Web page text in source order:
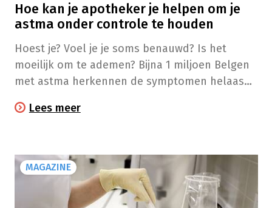
Hoe kan je apotheker je helpen om je
astma onder controle te houden
Hoest je? Voel je je soms benauwd? Is het
moeilijk om te ademen? Bijna 1 miljoen Belgen
met astma herkennen de symptomen helaas
Lees meer
MAGAZINE